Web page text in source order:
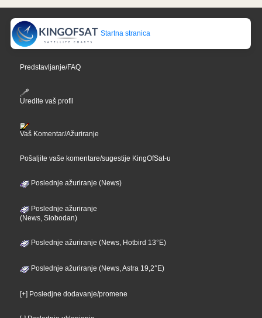
Startna stranica
Predstavljanje/FAQ
Uredite vaš profil
Vaš Komentar/Ažuriranje
Pošaljite vaše komentare/sugestije KingOfSat-u
Poslednje ažuriranje (News)
Poslednje ažuriranje
(News, Slobodan)
Poslednje ažuriranje (News, Hotbird 13°E)
Poslednje ažuriranje (News, Astra 19,2°E)
[+] Posledjne dodavanje/promene